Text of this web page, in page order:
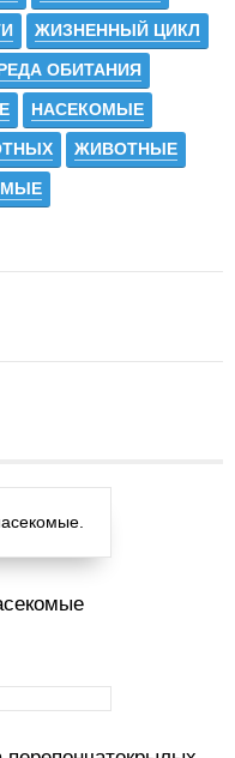
ЖИЗНЕННЫЙ ЦИКЛ
ОБИТАНИЯ
НАСЕКОМЫЕ
ЖИВОТНЫЕ